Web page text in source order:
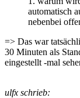
automatisch
nebenbei
=> Das war
30 Minuten als
eingestellt -mal
ulfx schrieb: